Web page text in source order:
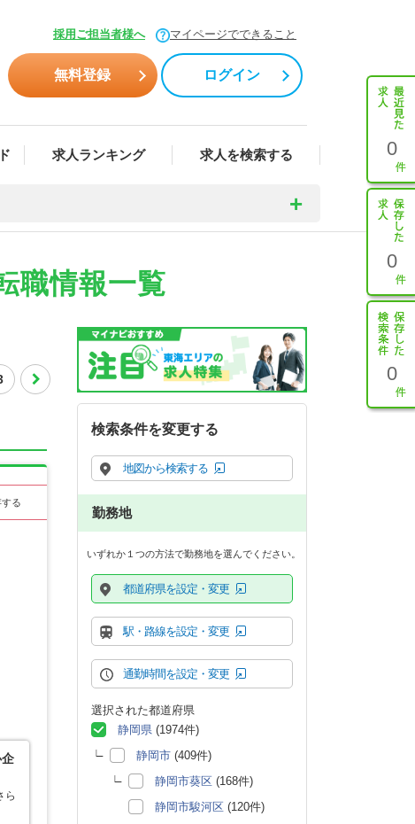
採用ご担当者様へ マイページでできること
無料登録 ログイン
求人ランキング 求人を検索する 0
0
0
職情報一覧
る
ら
検索条件を変更する
地図から検索する
勤務地
いずれか１つの方法で勤務地を選んでください。
都道府県を設定・変更
駅・路線を設定・変更
通勤時間を設定・変更
選択された都道府県
静岡県 (1974件)
静岡市 (409件)
静岡市葵区 (168件)
静岡市駿河区 (120件)